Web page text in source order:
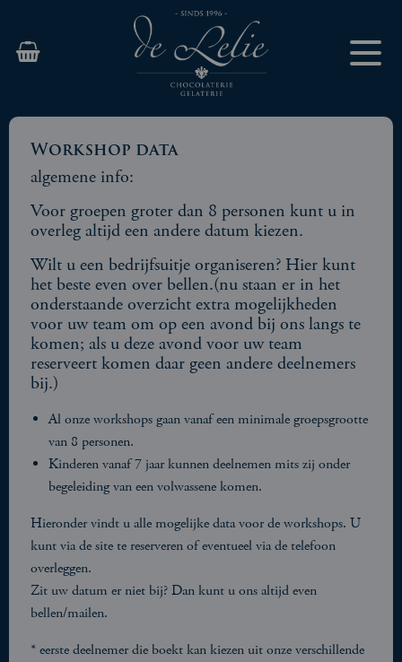
Workshop data
algemene info:
Voor groepen groter dan 8 personen kunt u in
overleg altijd een andere datum kiezen.
Wilt u een bedrijfsuitje organiseren? Hier kunt
het beste even over bellen.(nu staan er in het
onderstaande overzicht extra mogelijkheden
voor uw team om op een avond bij ons langs te
komen; als u deze avond voor uw team
reserveert komen daar geen andere deelnemers
bij.)
Al onze workshops gaan vanaf een minimale groepsgrootte
van 8 personen.
Kinderen vanaf 7 jaar kunnen deelnemen mits zij onder
begeleiding van een volwassene komen.
Hieronder vindt u alle mogelijke data voor de workshops. U
kunt via de site te reserveren of eventueel via de telefoon
overleggen.
Zit uw datum er niet bij? Dan kunt u ons altijd even
bellen/mailen.
* eerste deelnemer die boekt kan kiezen uit onze verschillende